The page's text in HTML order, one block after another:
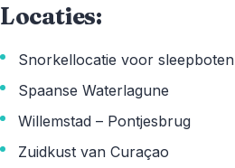
Locaties:
Snorkellocatie voor sleepboten
Spaanse Waterlagune
Willemstad – Pontjesbrug
Zuidkust van Curaçao